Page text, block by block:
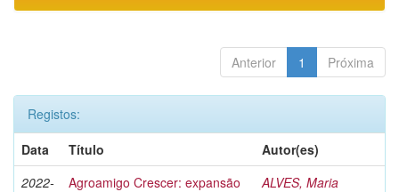
Anterior 1 Próxima
Registos:
Data
Título
Autor(es)
2022-
Agroamigo Crescer: expansão
ALVES, Maria